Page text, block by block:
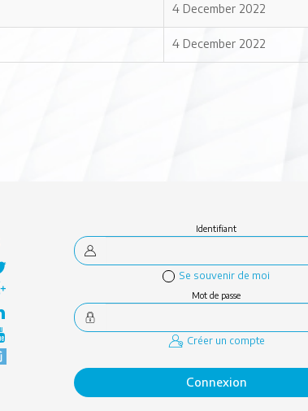
4 December 2022
4 December 2022
Identifiant
Se souvenir de moi
Mot de passe
Créer un compte
Connexion